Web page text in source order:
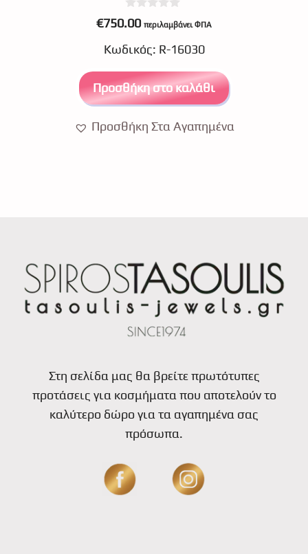
0
o
t
5
€750.00 περιλαμβάνει ΦΠΑ
Κωδικός: R-16030
Προσθήκη στο καλάθι
Προσθήκη Στα Αγαπημένα
Στη σελίδα μας θα βρείτε πρωτότυπες
προτάσεις για κοσμήματα που αποτελούν το
καλύτερο δώρο για τα αγαπημένα σας
πρόσωπα.